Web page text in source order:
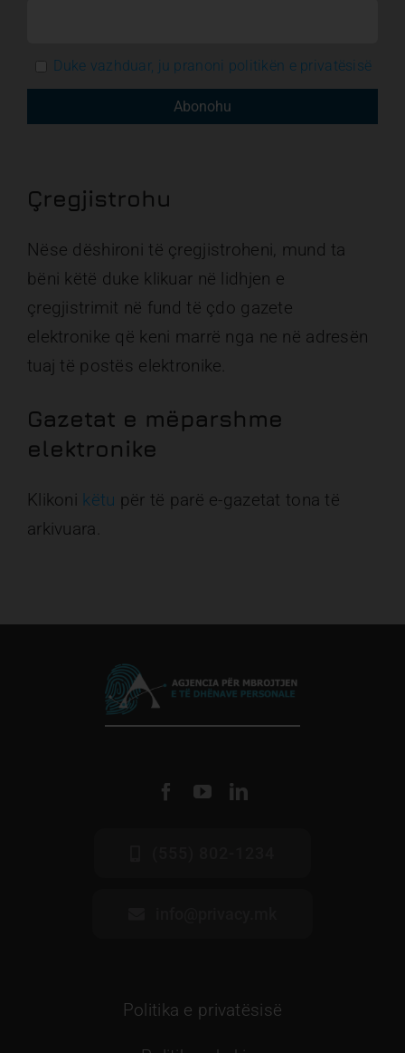
Duke vazhduar, ju pranoni politikën e privatësisë
Çregjistrohu
Nëse dëshironi të çregjistroheni, mund ta
bëni këtë duke klikuar në lidhjen e
çregjistrimit në fund të çdo gazete
elektronike që keni marrë nga ne në adresën
tuaj të postës elektronike.
Gazetat e mëparshme
elektronike
Klikoni këtu për të parë e-gazetat tona të
arkivuara.
Politika e privatësisë